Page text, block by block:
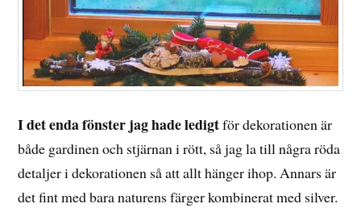
I det enda fönster jag hade ledigtför dekorationen är
både gardinen och stjärnan i rött, så jag la till några röda
detaljer i dekorationen så att allt hänger ihop. Annars är
det fint med bara naturens färger kombinerat med silver.